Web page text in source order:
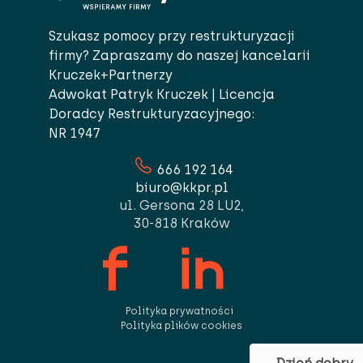
uzyskanymi podczas korzystania z ich usług.
Szukasz pomocy przy restrukturyzacji
firmy? Zapraszamy do naszej kancelarii
Kruczek+Partnerzy
Adwokat Patryk Kruczek | Licencja
Doradcy Restrukturyzacyjnego:
NR 1947
666 192 164
biuro@kkpr.pl
ul. Gersona 28 LU2,
30-818 Kraków
Polityka prywatności
Polityka plików cookies